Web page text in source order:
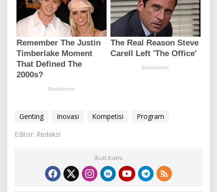
Genting Inovasi Kompetisi
Program
Editor: Redaksi
Ikuti Kami